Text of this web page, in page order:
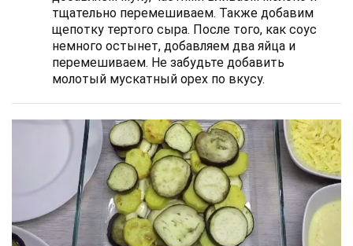
тщательно перемешиваем. Также добавим
щепотку тертого сыра. После того, как соус
немного остынет, добавляем два яйца и
перемешиваем. Не забудьте добавить
молотый мускатный орех по вкусу.